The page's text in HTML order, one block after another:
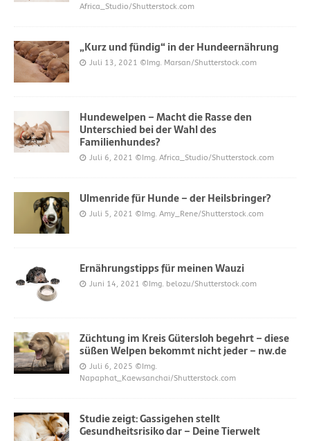
Africa_Studio/Shutterstock.com
„Kurz und fündig“ in der Hundeernährung
Juli 13, 2021 ©Img. Marsan/Shutterstock.com
Hundewelpen – Macht die Rasse den
Unterschied bei der Wahl des
Familienhundes?
Juli 6, 2021 ©Img. Africa_Studio/Shutterstock.com
Ulmenride für Hunde – der Heilsbringer?
Juli 5, 2021 ©Img. Amy_Rene/Shutterstock.com
Ernährungstipps für meinen Wauzi
Juni 14, 2021 ©Img. belozu/Shutterstock.com
Züchtung im Kreis Gütersloh begehrt – diese
süßen Welpen bekommt nicht jeder – nw.de
Juli 6, 2025 ©Img.
Napaphat_Kaewsanchai/Shutterstock.com
Studie zeigt: Gassigehen stellt
Gesundheitsrisiko dar – Deine Tierwelt